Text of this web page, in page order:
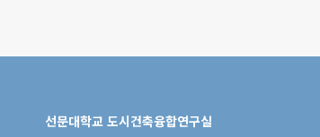
선문대학교 도시건축융합연구실